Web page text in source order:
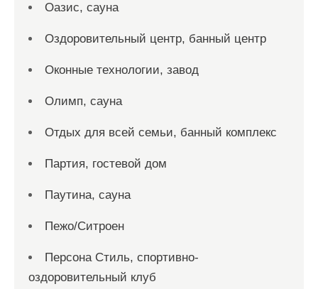
Оазис, сауна
Оздоровительный центр, банный центр
Оконные технологии, завод
Олимп, сауна
Отдых для всей семьи, банный комплекс
Партия, гостевой дом
Паутина, сауна
Пежо/Ситроен
Персона Стиль, спортивно-
оздоровительный клуб